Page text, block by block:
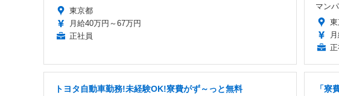
東京都
月給40万円～67万円
正社員
マン
正
トヨタ自動車勤務!未経験OK!寮費がず～っと無料 「寮